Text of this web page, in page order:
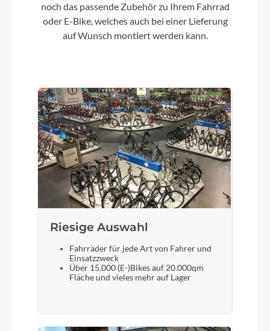
Umwerfer
Steuersatz
ACROS, Top Integrated 1 1/2" w/ Integrated
Cable Routing, Bottom Integrated 1 1/4"
Sattel
ACID Nuance Pro
Gabel
CUBE C:62® Technology, 1 1/8" - 1 1/2" Tapered,
Fender & Lowrider Mounts, Internal Light Cable
Option, 12x100mm
noch das passende Zubehör zu Ihrem Fahrrad
oder E-Bike, welches auch bei einer Lieferung
auf Wunsch montiert werden kann.
Riesige Auswahl
Fahrräder für jede Art von Fahrer und
Einsatzzweck
Über 15.000 (E-)Bikes auf 20.000qm
Fläche und vieles mehr auf Lager